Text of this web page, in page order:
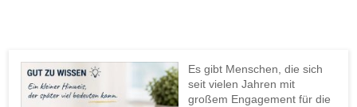
Es gibt Menschen, die sich
seit vielen Jahren mit
großem Engagement für die